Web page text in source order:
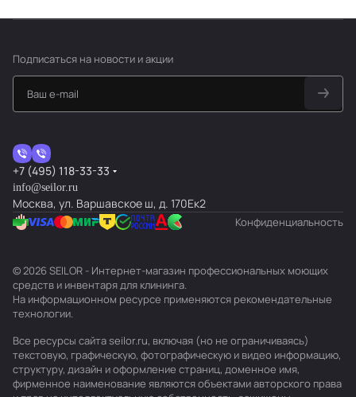
Подписаться на новости и акции
+7 (495) 118-33-33
info@seilor.ru
Москва, ул. Варшавское ш, д. 170Ек2
Конфиденциальность
© 2026 SEILOR - Интернет-магазин профессиональных моющих
средств и инвентаря для клининга.
На информационном ресурсе применяются рекомендательные
технологии.
Все ресурсы сайта seilor.ru, включая (но не ограничиваясь)
текстовую, графическую, фотографическую и видео информацию,
структуру, дизайн и оформление страниц, доменное имя,
фирменное наименование являются объектами авторского права